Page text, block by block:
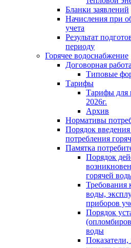
Бланки заявлений
Начисления при
учета
Результат
периоду
Горячее водоснабжение
Договорная
Типовые
Тарифы
Тарифы для
2026г.
Архив
Нормативы
Порядок
потребления
Памятка
Порядок
горячей
Требования
воды,
приборов
Порядок
воды